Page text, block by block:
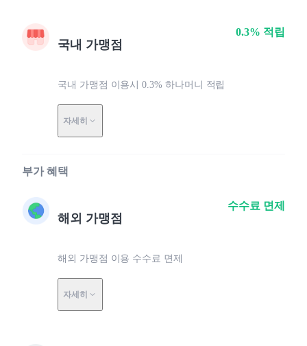
국내 가맹점
국내 가맹점 이용시 0.3% 하나머니 적립
자세히
0.3% 적립
부가 혜택
해외 가맹점
해외 가맹점 이용 수수료 면제
자세히
수수료 면제